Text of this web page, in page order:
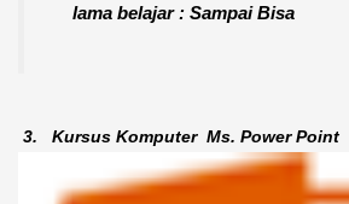
lama belajar : Sampai Bisa
3. Kursus Komputer Ms. Power Point